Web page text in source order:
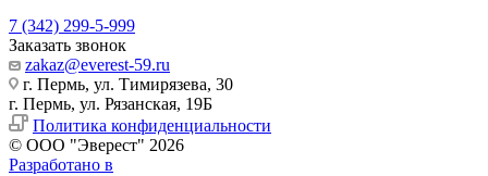
7 (342) 299-5-999
Заказать звонок
zakaz@everest-59.ru
г. Пермь, ул. Тимирязева, 30
г. Пермь, ул. Рязанская, 19Б
Политика конфиденциальности
© ООО "Эверест" 2026
Разработано в